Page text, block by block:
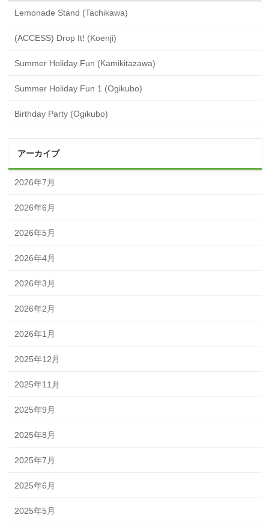
Lemonade Stand (Tachikawa)
(ACCESS) Drop It! (Koenji)
Summer Holiday Fun (Kamikitazawa)
Summer Holiday Fun 1 (Ogikubo)
Birthday Party (Ogikubo)
アーカイブ
2026年7月
2026年6月
2026年5月
2026年4月
2026年3月
2026年2月
2026年1月
2025年12月
2025年11月
2025年9月
2025年8月
2025年7月
2025年6月
2025年5月